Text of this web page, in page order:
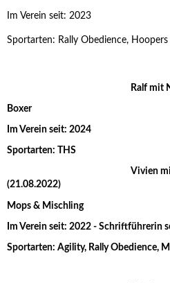
Im Verein seit: 2023
Sportarten: Rally Obedience, Hoopers
Ralf mit
Boxer
Im Verein seit: 2024
Sportarten: THS
Vivien
(21.08.2022)
Mops & Mischling
Im Verein seit: 2022 - Schriftführerin
Sportarten: Agility, Rally Obedience,